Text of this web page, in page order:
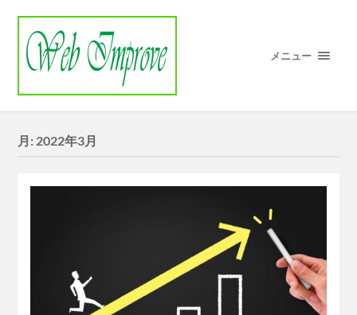
メニュー
月: 2022年3月